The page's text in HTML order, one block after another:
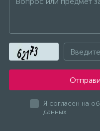
Я согласен на
данных